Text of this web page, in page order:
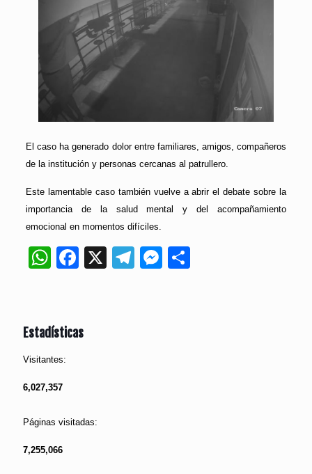
El caso ha generado dolor entre familiares, amigos, compañeros
de la institución y personas cercanas al patrullero.
Este lamentable caso también vuelve a abrir el debate sobre la
importancia de la salud mental y del acompañamiento
emocional en momentos difíciles.
WhatsApp
Facebook
X Telegram
Messenger
Estadísticas
Visitantes:
6,027,357
Páginas visitadas:
7,255,066